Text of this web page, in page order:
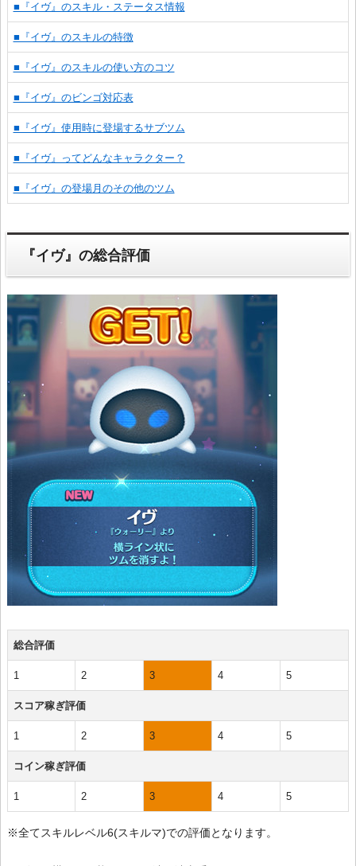
■『イヴ』のスキル・ステータス情報
■『イヴ』のスキルの特徴
■『イヴ』のスキルの使い方のコツ
■『イヴ』のビンゴ対応表
■『イヴ』使用時に登場するサブツム
■『イヴ』ってどんなキャラクター？
■『イヴ』の登場月のその他のツム
『イヴ』の総合評価
総合評価
1 2 3 4 5
スコア稼ぎ評価
1 2 3 4 5
コイン稼ぎ評価
1 2 3 4 5
※全てスキルレベル6(スキルマ)での評価となります。